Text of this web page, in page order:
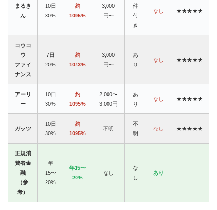
まるき
ん
10日
30%
約
1095%
3,000
円〜
件
付
き
なし ★★★★★
コウコ
ウ
ファイ
ナンス
7日
20%
約
1043%
3,000
円〜
あ
り
なし ★★★★★
アーリ
ー
10日
30%
約
1095%
2,000〜
3,000円
あ
り
なし ★★★★★
ガッツ
10日
30%
約
1095%
不明
不
明
なし ★★★★★
正規消
費者金
融
（参
考）
年
15〜
20%
年15〜
20%
なし
な
し
あり —